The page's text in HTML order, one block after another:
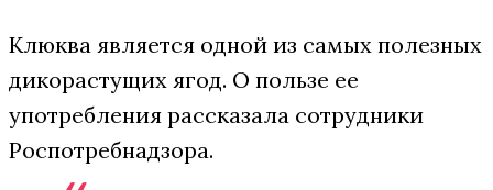
Клюква является одной из самых полезных
дикорастущих ягод. О пользе ее
употребления рассказала сотрудники
Роспотребнадзора.